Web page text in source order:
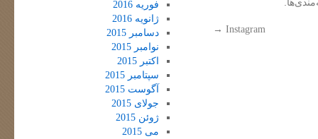
Instagram
→
فوریه 2016
ژانویه 2016
دسامبر 2015
نوامبر 2015
اکتبر 2015
سپتامبر 2015
آگوست 2015
جولای 2015
ژوئن 2015
می 2015